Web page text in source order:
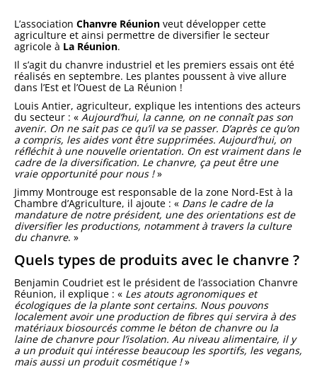
L’association Chanvre Réunion veut développer cette
agriculture et ainsi permettre de diversifier le secteur
agricole à La Réunion.
Il s’agit du chanvre industriel et les premiers essais ont été
réalisés en septembre. Les plantes poussent à vive allure
dans l’Est et l’Ouest de La Réunion !
Louis Antier, agriculteur, explique les intentions des acteurs
du secteur : « Aujourd’hui, la canne, on ne connaît pas son
avenir. On ne sait pas ce qu’il va se passer. D’après ce qu’on
a compris, les aides vont être supprimées. Aujourd’hui, on
réfléchit à une nouvelle orientation. On est vraiment dans le
cadre de la diversification. Le chanvre, ça peut être une
vraie opportunité pour nous !»
Jimmy Montrouge est responsable de la zone Nord-Est à la
Chambre d’Agriculture, il ajoute : « Dans le cadre de la
mandature de notre président, une des orientations est de
diversifier les productions, notamment à travers la culture
du chanvre. »
Quels types de produits avec le chanvre ?
Benjamin Coudriet est le président de l’association Chanvre
Réunion, il explique : « Les atouts agronomiques et
écologiques de la plante sont certains. Nous pouvons
localement avoir une production de fibres qui servira à des
matériaux biosourcés comme le béton de chanvre ou la
laine de chanvre pour l’isolation. Au niveau alimentaire, il y
a un produit qui intéresse beaucoup les sportifs, les vegans,
mais aussi un produit cosmétique !»